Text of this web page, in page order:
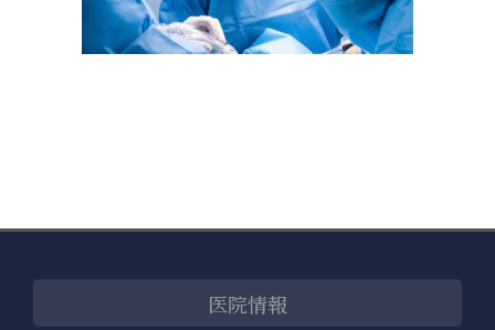
医院情報